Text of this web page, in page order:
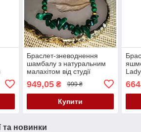
Браслет-зневоднення
шамбалу з натуральним
малахітом від студії
949,05₴ 999 ₴
Купити
та новинки